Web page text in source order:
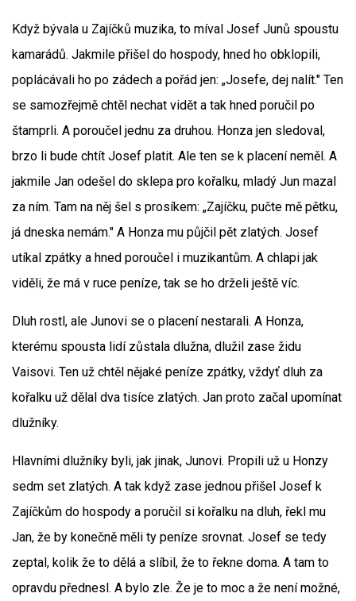
Když bývala u Zajíčků muzika, to míval Josef Junů spoustu
kamarádů. Jakmile přišel do hospody, hned ho obklopili,
poplácávali ho po zádech a pořád jen: „Josefe, dej nalít." Ten
se samozřejmě chtěl nechat vidět a tak hned poručil po
štamprli. A poroučel jednu za druhou. Honza jen sledoval,
brzo li bude chtít Josef platit. Ale ten se k placení neměl. A
jakmile Jan odešel do sklepa pro kořalku, mladý Jun mazal
za ním. Tam na něj šel s prosíkem: „Zajíčku, pučte mě pětku,
já dneska nemám." A Honza mu půjčil pět zlatých. Josef
utíkal zpátky a hned poroučel i muzikantům. A chlapi jak
viděli, že má v ruce peníze, tak se ho drželi ještě víc.
Dluh rostl, ale Junovi se o placení nestarali. A Honza,
kterému spousta lidí zůstala dlužna, dlužil zase židu
Vaisovi. Ten už chtěl nějaké peníze zpátky, vždyť dluh za
kořalku už dělal dva tisíce zlatých. Jan proto začal upomínat
dlužníky.
Hlavními dlužníky byli, jak jinak, Junovi. Propili už u Honzy
sedm set zlatých. A tak když zase jednou přišel Josef k
Zajíčkům do hospody a poručil si kořalku na dluh, řekl mu
Jan, že by konečně měli ty peníze srovnat. Josef se tedy
zeptal, kolik že to dělá a slíbil, že to řekne doma. A tam to
opravdu přednesl. A bylo zle. Že je to moc a že není možné,